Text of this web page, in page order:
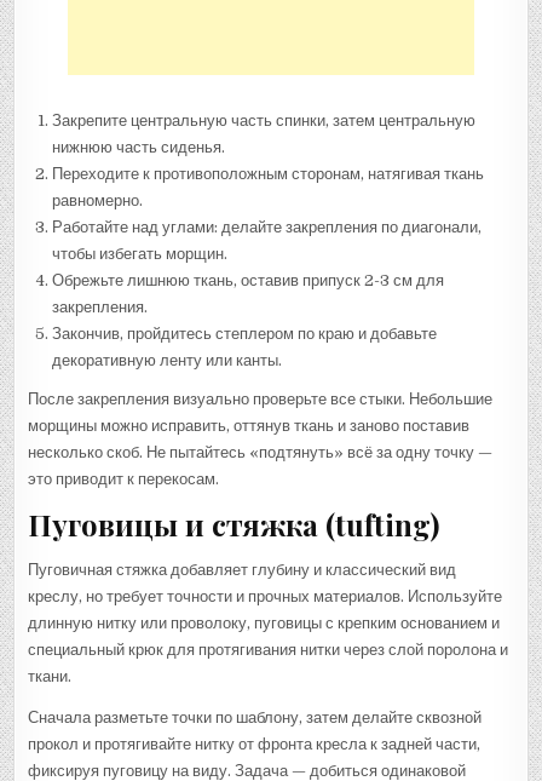
Закрепите центральную часть спинки, затем центральную
нижнюю часть сиденья.
Переходите к противоположным сторонам, натягивая ткань
равномерно.
Работайте над углами: делайте закрепления по диагонали,
чтобы избегать морщин.
Обрежьте лишнюю ткань, оставив припуск 2-3 см для
закрепления.
Закончив, пройдитесь степлером по краю и добавьте
декоративную ленту или канты.
После закрепления визуально проверьте все стыки. Небольшие
морщины можно исправить, оттянув ткань и заново поставив
несколько скоб. Не пытайтесь «подтянуть» всё за одну точку —
это приводит к перекосам.
Пуговицы и стяжка (tufting)
Пуговичная стяжка добавляет глубину и классический вид
креслу, но требует точности и прочных материалов. Используйте
длинную нитку или проволоку, пуговицы с крепким основанием и
специальный крюк для протягивания нитки через слой поролона и
ткани.
Сначала разметьте точки по шаблону, затем делайте сквозной
прокол и протягивайте нитку от фронта кресла к задней части,
фиксируя пуговицу на виду. Задача — добиться одинаковой